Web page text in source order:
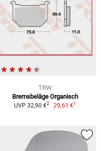
TRW
Bremsbeläge Organisch
UVP 32,90 €2 29,61 €1